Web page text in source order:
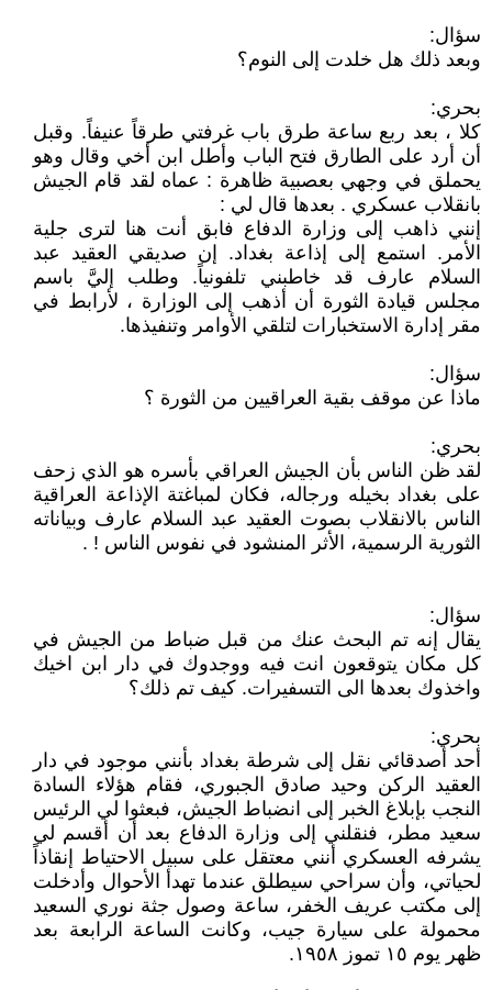
سؤال:
وبعد ذلك هل خلدت إلى النوم؟
بحري:
كلا ، بعد ربع ساعة طرق باب غرفتي طرقاً عنيفاً. وقبل
أن أرد على الطارق فتح الباب وأطل ابن أخي وقال وهو
يحملق في وجهي بعصبية ظاهرة : عماه لقد قام الجيش
بانقلاب عسكري . بعدها قال لي :
إنني ذاهب إلى وزارة الدفاع فابق أنت هنا لترى جلية
الأمر. استمع إلى إذاعة بغداد. إن صديقي العقيد عبد
السلام عارف قد خاطبني تلفونياً. وطلب إليَّ باسم
مجلس قيادة الثورة أن أذهب إلى الوزارة ، لأرابط في
مقر إدارة الاستخبارات لتلقي الأوامر وتنفيذها.
سؤال:
ماذا عن موقف بقية العراقيين من الثورة ؟
بحري:
لقد ظن الناس بأن الجيش العراقي بأسره هو الذي زحف
على بغداد بخيله ورجاله، فكان لمباغتة الإذاعة العراقية
الناس بالانقلاب بصوت العقيد عبد السلام عارف وبياناته
الثورية الرسمية، الأثر المنشود في نفوس الناس ! .
سؤال:
يقال إنه تم البحث عنك من قبل ضباط من الجيش في
كل مكان يتوقعون انت فيه ووجدوك في دار ابن اخيك
واخذوك بعدها الى التسفيرات. كيف تم ذلك؟
بحري:
أحد أصدقائي نقل إلى شرطة بغداد بأنني موجود في دار
العقيد الركن وحيد صادق الجبوري، فقام هؤلاء السادة
النجب بإبلاغ الخبر إلى انضباط الجيش، فبعثوا لي الرئيس
سعيد مطر، فنقلني إلى وزارة الدفاع بعد أن أقسم لي
يشرفه العسكري أنني معتقل على سبيل الاحتياط إنقاذاً
لحياتي، وأن سراحي سيطلق عندما تهدأ الأحوال وأدخلت
إلى مكتب عريف الخفر، ساعة وصول جثة نوري السعيد
محمولة على سيارة جيب، وكانت الساعة الرابعة بعد
ظهر يوم ١٥ تموز ١٩٥٨.